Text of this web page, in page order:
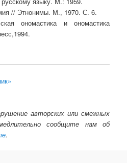
// Этнонимы. М., 1970. С. 6.
ономастика и ономастика
авторских или смежных
сообщите нам об
.